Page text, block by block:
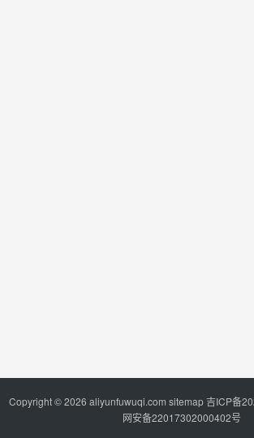
Copyright © 2026 aliyunfuwuqi.com sitemap吉ICP备
网安备22017302000402号